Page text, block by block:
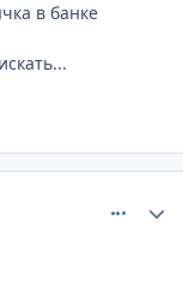
в банке